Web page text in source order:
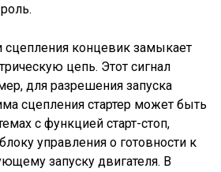
концевик замыкает
цепь. Этот сигнал
для разрешения запуска
сцепления стартер может быть
с функцией старт-стоп,
управления о готовности к
запуску двигателя. В